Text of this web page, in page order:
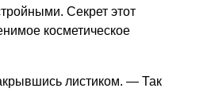
Секрет этот
косметическое
листиком. — Так